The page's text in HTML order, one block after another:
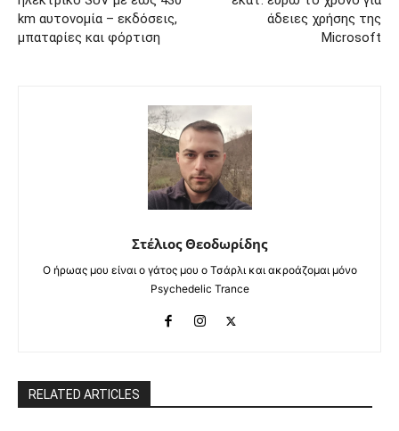
km αυτονομία – εκδόσεις,
μπαταρίες και φόρτιση
άδειες χρήσης της
Microsoft
Στέλιος Θεοδωρίδης
Ο ήρωας μου είναι ο γάτος μου ο Τσάρλι και ακροάζομαι μόνο
Psychedelic Trance
RELATED ARTICLES